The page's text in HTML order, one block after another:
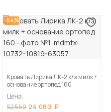
-54%
Кровать Лирика ЛК-2 к/з милк +
основание ортопед 160
Цена
52 560 24 080